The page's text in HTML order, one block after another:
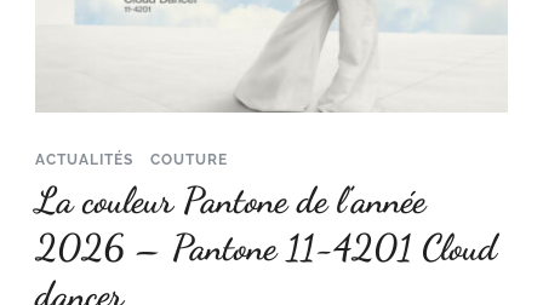
ACTUALITÉS COUTURE
La couleur Pantone de l’année
2026 – Pantone 11-4201 Cloud
dancer